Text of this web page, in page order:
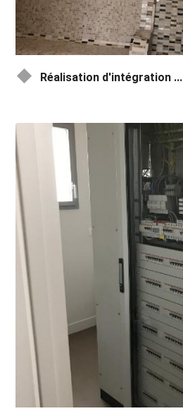
Réalisation d'intégration ...